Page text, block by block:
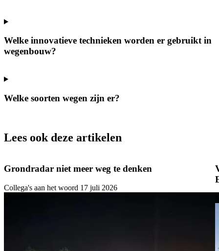
Welke innovatieve technieken worden er gebruikt in
wegenbouw?
Welke soorten wegen zijn er?
Lees ook deze artikelen
Grondradar niet meer weg te denken
Collega's aan het woord 17 juli 2026